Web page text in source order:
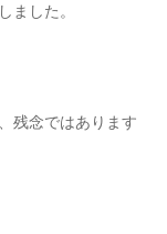
ました。
残念ではあります